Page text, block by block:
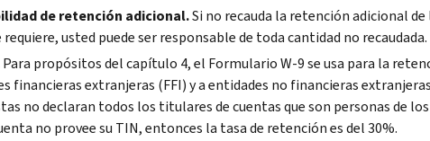
de retención adicional.Si no recauda la retención adicional
usted puede ser responsable de toda cantidad no recaudada.
Para propósitos del capítulo 4, el Formulario W-9 se usa para la
financieras extranjeras (FFI) y a entidades no financieras
no declaran todos los titulares de cuentas que son personas de los
no provee su TIN, entonces la tasa de retención es del 30%.